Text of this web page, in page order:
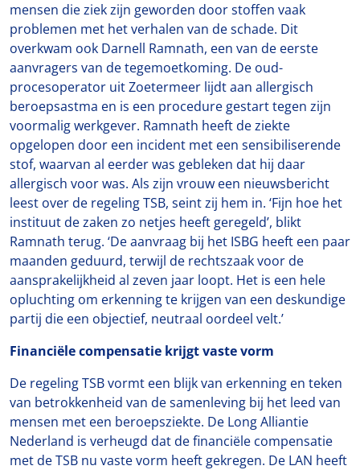
mensen die ziek zijn geworden door stoffen vaak
problemen met het verhalen van de schade. Dit
overkwam ook Darnell Ramnath, een van de eerste
aanvragers van de tegemoetkoming. De oud-
procesoperator uit Zoetermeer lijdt aan allergisch
beroepsastma en is een procedure gestart tegen zijn
voormalig werkgever. Ramnath heeft de ziekte
opgelopen door een incident met een sensibiliserende
stof, waarvan al eerder was gebleken dat hij daar
allergisch voor was. Als zijn vrouw een nieuwsbericht
leest over de regeling TSB, seint zij hem in. ‘Fijn hoe het
instituut de zaken zo netjes heeft geregeld’, blikt
Ramnath terug. ‘De aanvraag bij het ISBG heeft een paar
maanden geduurd, terwijl de rechtszaak voor de
aansprakelijkheid al zeven jaar loopt. Het is een hele
opluchting om erkenning te krijgen van een deskundige
partij die een objectief, neutraal oordeel velt.’
Financiële compensatie krijgt vaste vorm
De regeling TSB vormt een blijk van erkenning en teken
van betrokkenheid van de samenleving bij het leed van
mensen met een beroepsziekte. De Long Alliantie
Nederland is verheugd dat de financiële compensatie
met de TSB nu vaste vorm heeft gekregen. De LAN heeft